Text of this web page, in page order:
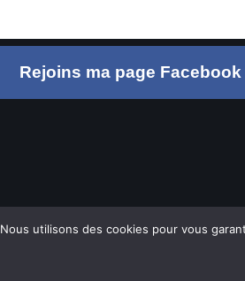
Rejoins ma page Facebook
Nous utilisons des cookies pour vous